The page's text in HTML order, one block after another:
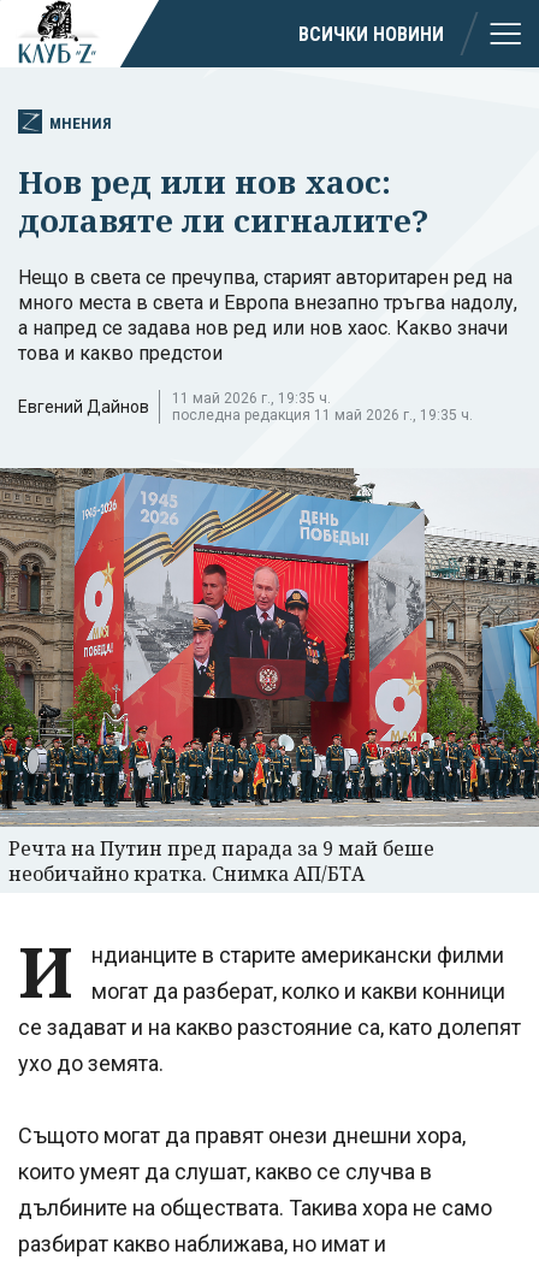
ВСИЧКИ НОВИНИ
МНЕНИЯ
Нов ред или нов хаос:
долавяте ли сигналите?
Нещо в света се пречупва, старият авторитарен ред на
много места в света и Европа внезапно тръгва надолу,
а напред се задава нов ред или нов хаос. Какво значи
това и какво предстои
Евгений Дайнов
11 май 2026 г., 19:35 ч.
последна редакция 11 май 2026 г., 19:35 ч.
Речта на Путин пред парада за 9 май беше
необичайно кратка. Снимка АП/БТА
И
ндианците в старите американски филми
могат да разберат, колко и какви конници
се задават и на какво разстояние са, като долепят
ухо до земята.
Същото могат да правят онези днешни хора,
които умеят да слушат, какво се случва в
дълбините на обществата. Такива хора не само
разбират какво наближава, но имат и